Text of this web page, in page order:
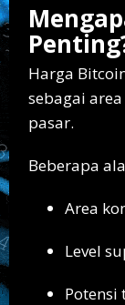
Harga
sebagai
pasar.
Beberapa
Area
Level